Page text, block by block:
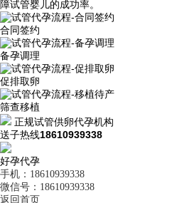
障试管婴儿的成功率。
合同签约
备孕调理
促排取卵
筛查移植
正规试管供卵代孕机构
送子热线18610939338
好孕代孕
手机：18610939338
微信号：18610939338
返回首页